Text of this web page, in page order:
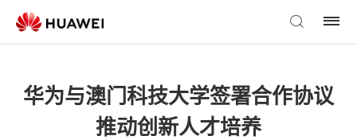
华为与澳门科技大学签署合作协议
推动创新人才培养